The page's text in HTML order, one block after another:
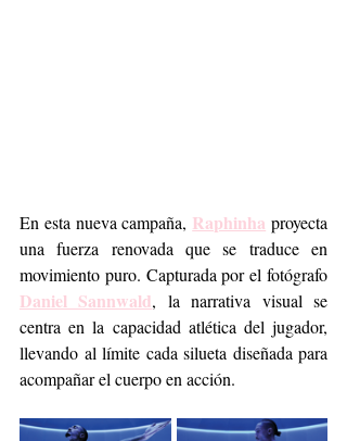
En esta nueva campaña, Raphinha proyecta
una fuerza renovada que se traduce en
Daniel Sannwald, la narrativa visual se
centra en la capacidad atlética del jugador,
llevando al límite cada silueta diseñada para
acompañar el cuerpo en acción.